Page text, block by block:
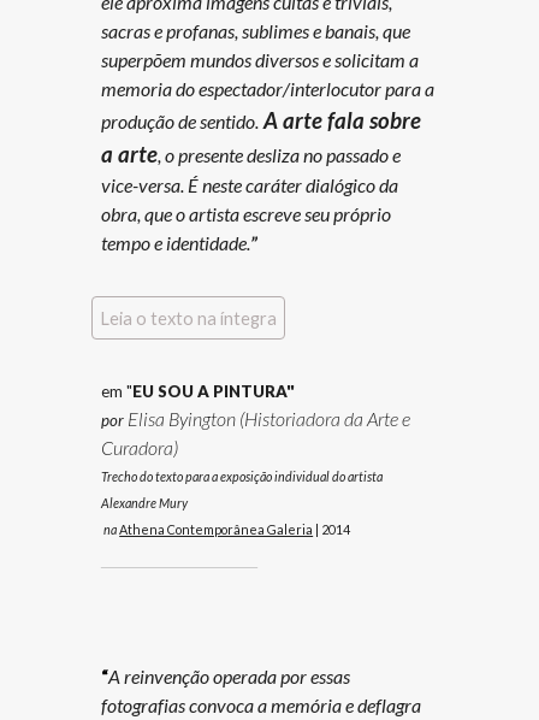
sacras e profanas, sublimes e banais, que
superpõem mundos diversos e solicitam a
memoria do espectador/interlocutor para a
produção de sentido. A arte fala sobre
a arte, o presente desliza no passado e
vice-versa. É neste caráter dialógico da
obra, que o artista escreve seu próprio
tempo e identidade.”
Leia o texto na íntegra
em "EU SOU A PINTURA"
por Elisa Byington (Historiadora da Arte e
Curadora)
Trecho do textopara a exposiçãoindividual do artista
Alexandre Mury
naAthena Contemporânea Galeria | 2014
“A reinvenção operada por essas
fotografias convoca a memória e deflagra